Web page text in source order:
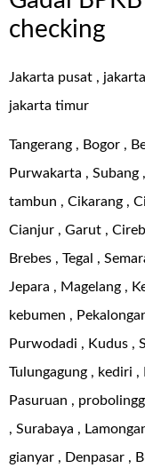
checking
Jakarta pusat ,
jakarta timur
Tangerang , Bogor ,
Purwakarta , Subang
tambun , Cikarang ,
Cianjur , Garut ,
Brebes , Tegal ,
Jepara , Magelang ,
kebumen ,
Purwodadi , Kudus ,
Tulungagung , kediri
Pasuruan ,
, Surabaya ,
gianyar , Denpasar ,